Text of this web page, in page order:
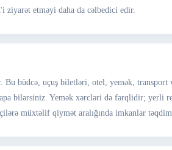
ziyarət etməyi daha da cəlbedici edir.
büdcə, uçuş biletləri, otel, yemək, transport
bilərsiniz. Yemək xərcləri də fərqlidir; yerli
müxtəlif qiymət aralığında imkanlar